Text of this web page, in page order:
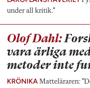
under all kritik.”
Olof Dahl:
vara ärliga
metoder inte
KRÖNIKA Matteläraren: